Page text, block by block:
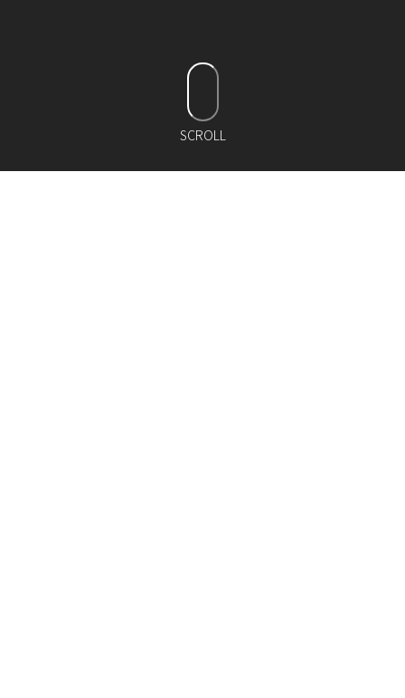
SCROLL